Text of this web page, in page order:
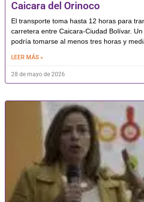
Caicara del Orinoco
El transporte toma hasta 12 horas para
carretera entre Caicara-Ciudad Bolívar.
podría tomarse al menos tres horas y
LEER MÁS »
28 de mayo de 2026